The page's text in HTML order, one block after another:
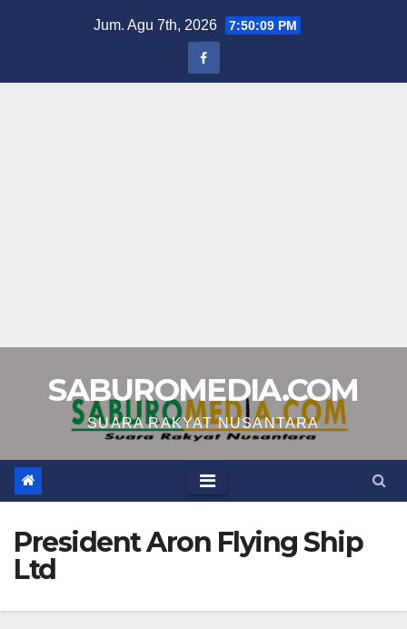
Jum. Agu 7th, 2026 7:50:09 PM
SABUROMEDIA.COM
SUARA RAKYAT NUSANTARA
President Aron Flying Ship
Ltd